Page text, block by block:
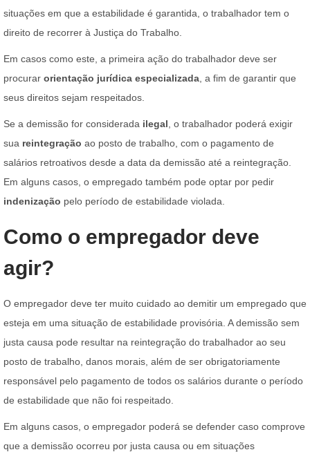
situações em que a estabilidade é garantida, o trabalhador tem o
direito de recorrer à Justiça do Trabalho.
Em casos como este, a primeira ação do trabalhador deve ser
procurar orientação jurídica especializada , a fim de garantir que
seus direitos sejam respeitados.
Se a demissão for considerada ilegal , o trabalhador poderá exigir
sua reintegração ao posto de trabalho, com o pagamento de
salários retroativos desde a data da demissão até a reintegração.
Em alguns casos, o empregado também pode optar por pedir
indenização pelo período de estabilidade violada.
Como o empregador deve
agir?
O empregador deve ter muito cuidado ao demitir um empregado que
esteja em uma situação de estabilidade provisória. A demissão sem
justa causa pode resultar na reintegração do trabalhador ao seu
posto de trabalho, danos morais, além de ser obrigatoriamente
responsável pelo pagamento de todos os salários durante o período
de estabilidade que não foi respeitado.
Em alguns casos, o empregador poderá se defender caso comprove
que a demissão ocorreu por justa causa ou em situações